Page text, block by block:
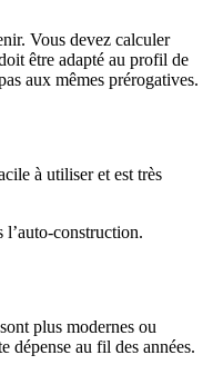
Vous devez calculer
être adapté au profil de
aux mêmes prérogatives.
à utiliser et est très
l’auto-construction.
plus modernes ou
dépense au fil des années.